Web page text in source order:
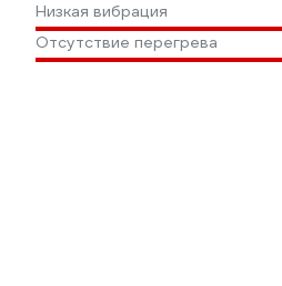
Низкая вибрация
Отсутствие перегрева